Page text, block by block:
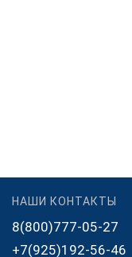
НАШИ КОНТАКТЫ
8(800)777-05-27
+7(925)192-56-46